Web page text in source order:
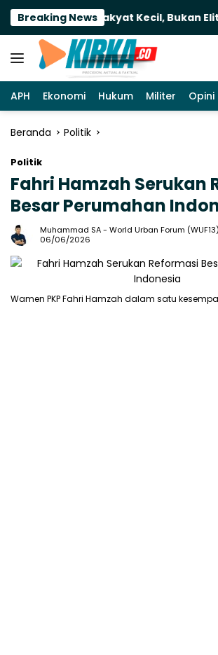
Langsung
konten
Breaking News
untuk Rakyat Kecil, Bukan Elite
APH Ekonomi Hukum Militer Opini
Beranda Politik
Politik
Fahri Hamzah Serukan
Besar Perumahan
Muhammad SA- World Urban Forum (WUF13)
06/06/2026
Wamen PKP Fahri Hamzah dalam satu